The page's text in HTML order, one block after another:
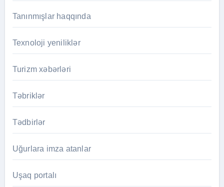
Tanınmışlar haqqında
Texnoloji yeniliklər
Turizm xəbərləri
Təbriklər
Tədbirlər
Uğurlara imza atanlar
Uşaq portalı